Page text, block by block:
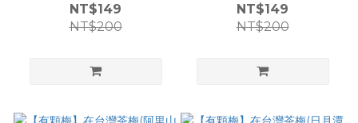
NT$149
NT$200
NT$149
NT$200